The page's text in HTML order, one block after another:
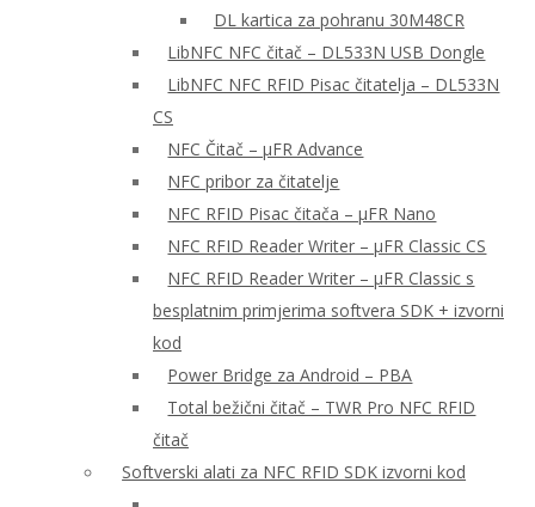
DL kartica za pohranu 30M48CR
LibNFC NFC čitač – DL533N USB Dongle
LibNFC NFC RFID Pisac čitatelja – DL533N
CS
NFC Čitač – μFR Advance
NFC pribor za čitatelje
NFC RFID Pisac čitača – μFR Nano
NFC RFID Reader Writer – μFR Classic CS
NFC RFID Reader Writer – μFR Classic s
besplatnim primjerima softvera SDK + izvorni
kod
Power Bridge za Android – PBA
Total bežični čitač – TWR Pro NFC RFID
čitač
Softverski alati za NFC RFID SDK izvorni kod